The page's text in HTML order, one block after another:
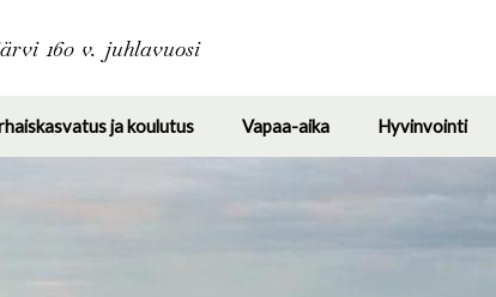
160 v. juhlavuosi
ja koulutus
Toggle
submenu
Vapaa-aika
Toggle
submenu
Hyvinvointi